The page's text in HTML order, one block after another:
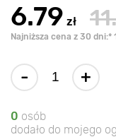
6.79 zł
Najniższa cena z 30 dni:*
- +
0 osób
dodało do mojego